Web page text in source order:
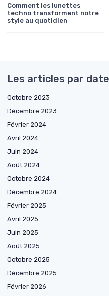
Comment les lunettes
techno transforment notre
style au quotidien
Les articles par date
Octobre 2023
Décembre 2023
Février 2024
Avril 2024
Juin 2024
Août 2024
Octobre 2024
Décembre 2024
Février 2025
Avril 2025
Juin 2025
Août 2025
Octobre 2025
Décembre 2025
Février 2026